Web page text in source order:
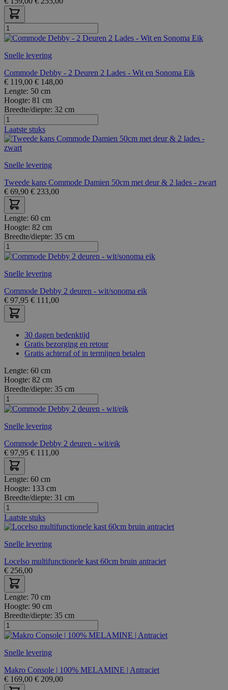
Snelle levering
Commode Debby - 2 Deuren 2 Lades - Wit en Sonoma Eik
€ 119,00 € 148,00
Lengte: 50 cm
Hoogte: 81 cm
Breedte/diepte: 32 cm
Laatste stuks
Snelle levering
Tweede kans Commode Damien 50cm met deur & 2 lades - zwart
€ 69,90 € 233,00
Lengte: 60 cm
Hoogte: 82 cm
Breedte/diepte: 35 cm
Snelle levering
Commode Debby 2 deuren - wit/sonoma eik
€ 97,95 € 111,00
30 dagen bedenktijd
Gratis bezorging en retour
Gratis achteraf of in termijnen betalen
Lengte: 60 cm
Hoogte: 82 cm
Breedte/diepte: 35 cm
Snelle levering
Commode Debby 2 deuren - wit/eik
€ 97,95 € 111,00
Lengte: 60 cm
Hoogte: 133 cm
Breedte/diepte: 31 cm
Laatste stuks
Snelle levering
Locelso multifunctionele kast 60cm bruin antraciet
€ 256,00
Lengte: 70 cm
Hoogte: 90 cm
Breedte/diepte: 35 cm
Snelle levering
Makro Console | 100% MELAMINE | Antraciet
€ 169,00 € 209,00